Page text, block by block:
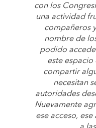
con los
una actividad
compañeros
nombre de
podido
este
compartir
necesitan
autoridades
Nuevamente
ese acceso,